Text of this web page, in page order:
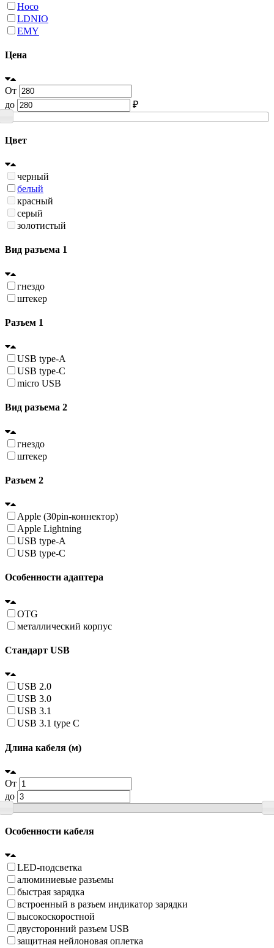
Hoco
LDNIO
EMY
Цена
От
до
₽
Цвет
черный
белый
красный
серый
золотистый
Вид разъема 1
гнездо
штекер
Разъем 1
USB type-A
USB type-C
micro USB
Вид разъема 2
гнездо
штекер
Разъем 2
Apple (30pin-коннектор)
Apple Lightning
USB type-A
USB type-C
Особенности адаптера
OTG
металлический корпус
Стандарт USB
USB 2.0
USB 3.0
USB 3.1
USB 3.1 type C
Длина кабеля (м)
От
до
Особенности кабеля
LED-подсветка
алюминиевые разъемы
быстрая зарядка
встроенный в разъем индикатор зарядки
высокоскоростной
двусторонний разъем USB
защитная нейлоновая оплетка